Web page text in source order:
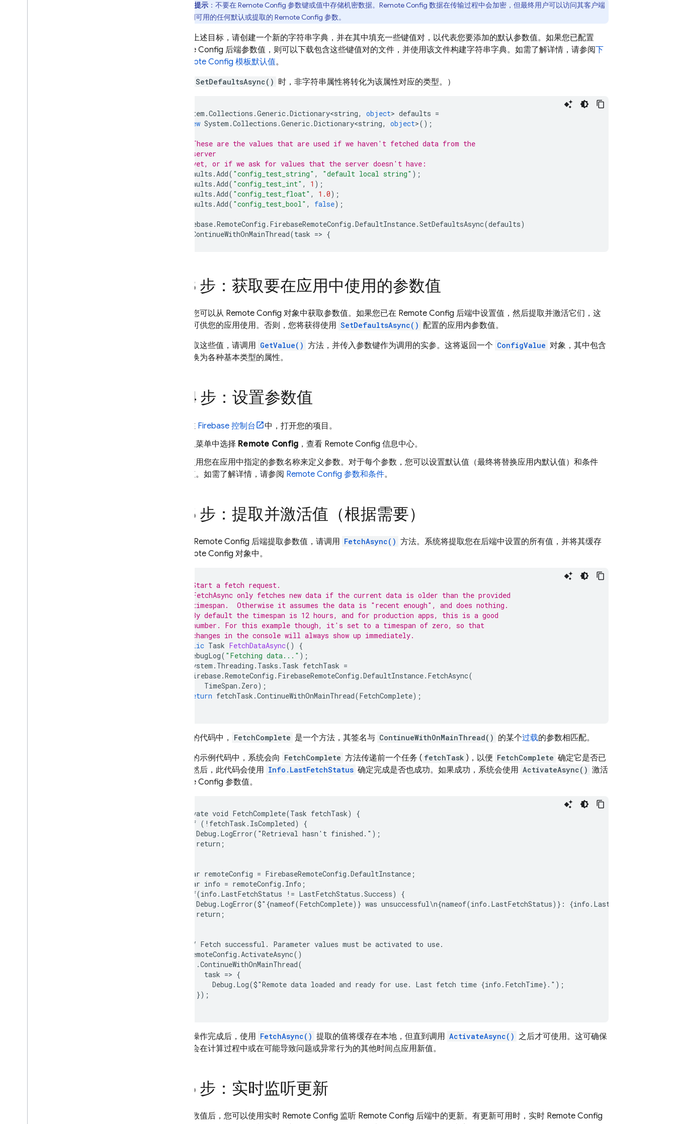
重要提示 ：不要在Remote Config 参数键或值中存储机密数据。 Remote Config 数据在传输过程中会加密，但最终用户可以访问其客户端
应用实例可用的任何默认或提取的 Remote Config 参数。
为实现上述目标，请创建一个新的字符串字典，并在其中填充一些键值对，以代表您要添加的默认参数值。如果您已配置
Remote Config 后端参数值，则可以下载包含这些键值对的文件，并使用该文件构建字符串字典。如需了解详情，请参阅下
Remote Config 模板默认值。
SetDefaultsAsync() 时，非字符串属性将转化为该属性对应的类型。）
System .Collections .Generic.Dictionary<string, object> defaults =
new System .Collections .Generic.Dictionary<string, object>();
// These are the values that are used if we haven't fetched data from the
// server
// yet, or if we ask for values that the server doesn't have:
defaults .Add( "config_test_string" , "default local string" );
defaults .Add( "config_test_int" , 1 );
defaults .Add( "config_test_float" , 1.0);
defaults .Add( "config_test_bool" , false);
Firebase.RemoteConfig . FirebaseRemoteConfig .DefaultInstance.SetDefaultsAsync(defaults)
ContinueWithOnMainThread(task => {
第 3 步：获取要在应用中使用的参数值
现在，您可以从 Remote Config 对象中获取参数值。如果您已在 Remote Config 后端中设置值，然后提取并激活它们，这
些值便可供您的应用使用。否则，您将获得使用 SetDefaultsAsync() 配置的应用内参数值。
如需获取这些值，请调用 GetValue() 方法，并传入参数键作为调用的实参。这将返回一个 ConfigValue 对象，其中包含
将值转换为各种基本类型的属性。
第 4 步：设置参数值
在 Firebase 控制台
中，打开您的项目。
从菜单中选择 Remote Config ，查看 Remote Config 信息中心。
使用您在应用中指定的参数名称来定义参数。对于每个参数，您可以设置默认值（最终将替换应用内默认值）和条件
值。如需了解详情，请参阅 Remote Config 参数和条件。
第 5 步：提取并激活值（根据需要）
Remote Config 后端提取参数值，请调用 FetchAsync() 方法。系统将提取您在后端中设置的所有值，并将其缓存
Remote Config 对象中。
// Start a fetch request.
// FetchAsync only fetches new data if the current data is older than the provided
// timespan.  Otherwise it assumes the data is "recent enough", and does nothing.
// By default the timespan is 12 hours, and for production apps, this is a good
// number. For this example though, it's set to a timespan of zero, so that
// changes in the console will always show up immediately.
public Task FetchDataAsync()
{
DebugLog( "Fetching data..." );
System . Threading . Tasks . Task fetchTask =
Firebase.RemoteConfig . FirebaseRemoteConfig .DefaultInstance. FetchAsync(
TimeSpan . Zero);
return fetchTask .ContinueWithOnMainThread(FetchComplete);
在前面的代码中， FetchComplete 是一个方法，其签名与 ContinueWithOnMainThread() 的某个过载的参数相匹配。
在下面的示例代码中，系统会向 FetchComplete 方法传递前一个任务 ( fetchTask )，以便 FetchComplete 确定它是否已
完成。然后，此代码会使用 Info.LastFetchStatus 确定完成是否也成功。 如果成功，系统会使用 ActivateAsync() 激活
Remote Config 参数值。
private void FetchComplete(Task fetchTask) {
  if (!fetchTask.IsCompleted) {
    Debug.LogError("Retrieval hasn't finished.");
    return;
  var remoteConfig = FirebaseRemoteConfig.DefaultInstance;
  var info = remoteConfig.Info;
  if(info.LastFetchStatus != LastFetchStatus.Success) {
    Debug.LogError($"{nameof(FetchComplete)} was unsuccessful\n{nameof(info.LastFetchStatus)}: {info.LastFetchStatus}");
    return;
  // Fetch successful. Parameter values must be activated to use.
  remoteConfig.ActivateAsync()
    .ContinueWithOnMainThread(
      task => {
        Debug.Log($"Remote data loaded and ready for use. Last fetch time {info.FetchTime}.");
    });
当提取操作完成后，使用 FetchAsync() 提取的值将缓存在本地，但直到调用 ActivateAsync() 之后才可使用。这可确保
系统不会在计算过程中或在可能导致问题或异常行为的其他时间点应用新值。
第 6 步：实时监听更新
提取参数值后，您可以使用实时 Remote Config 监听 Remote Config 后端中的更新。有更新可用时，实时 Remote Config